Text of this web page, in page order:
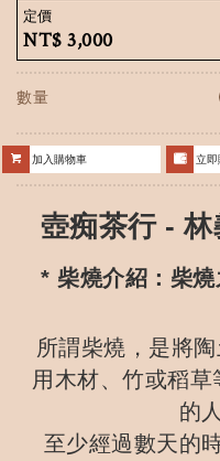
定價
NT$ 3,000
數量
加入購物車 立即
壺痴茶行 -
* 柴燒介紹：柴
所謂柴燒，是將
用木材、竹或稻
的
至少經過數天的